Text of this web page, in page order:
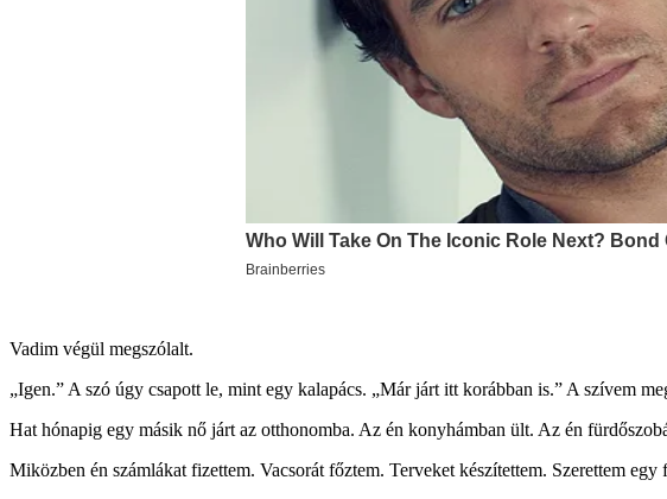
Vadim végül megszólalt.
„Igen.” A szó úgy csapott le, mint egy kalapács. „Már járt itt korábban is.” A szívem
Hat hónapig egy másik nő járt az otthonomba. Az én konyhámban ült. Az én
Miközben én számlákat fizettem. Vacsorát főztem. Terveket készítettem. Szerettem egy